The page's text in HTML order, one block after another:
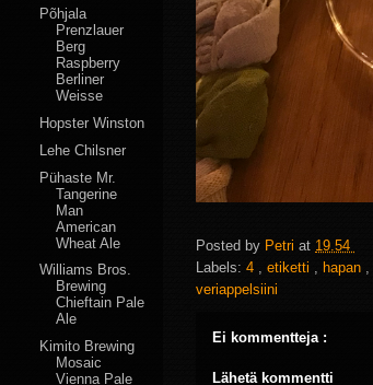
Posted by Petri at 19.54
Labels: 4 etiketti hapan
veriappelsiini
Ei kommentteja :
Lähetä kommentti
Põhjala
Prenzlauer
Berg
Raspberry
Berliner
Weisse
Hopster Winston
Lehe Chilsner
Pühaste Mr.
Tangerine
Man
American
Wheat Ale
Williams Bros.
Brewing
Chieftain Pale
Ale
Kimito Brewing
Mosaic
Vienna Pale